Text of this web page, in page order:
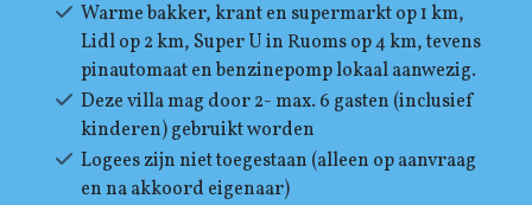
Warme bakker, krant en supermarkt op 1 km,
Lidl op 2 km, Super U in Ruoms op 4 km, tevens
pinautomaat en benzinepomp lokaal aanwezig.
Deze villa mag door 2- max. 6 gasten (inclusief
kinderen) gebruikt worden
Logees zijn niet toegestaan (alleen op aanvraag
en na akkoord eigenaar)